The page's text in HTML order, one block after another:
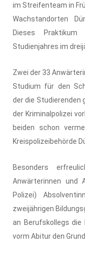
im Streifenteam in
Wachstandorten
Dieses
Studienjahres im
Zwei der 33
Studium für den
der die Studierenden
der Kriminalpolizei
beiden schon
Kreispolizeibehörde
Besonders
Anwärterinnen und
Polizei)
zweijährigen
an Berufskollegs die
vorm Abitur den